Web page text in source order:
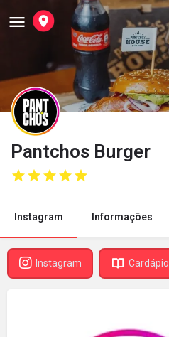
Pantchos Burger
Instagram Informações
Instagram Cardápio